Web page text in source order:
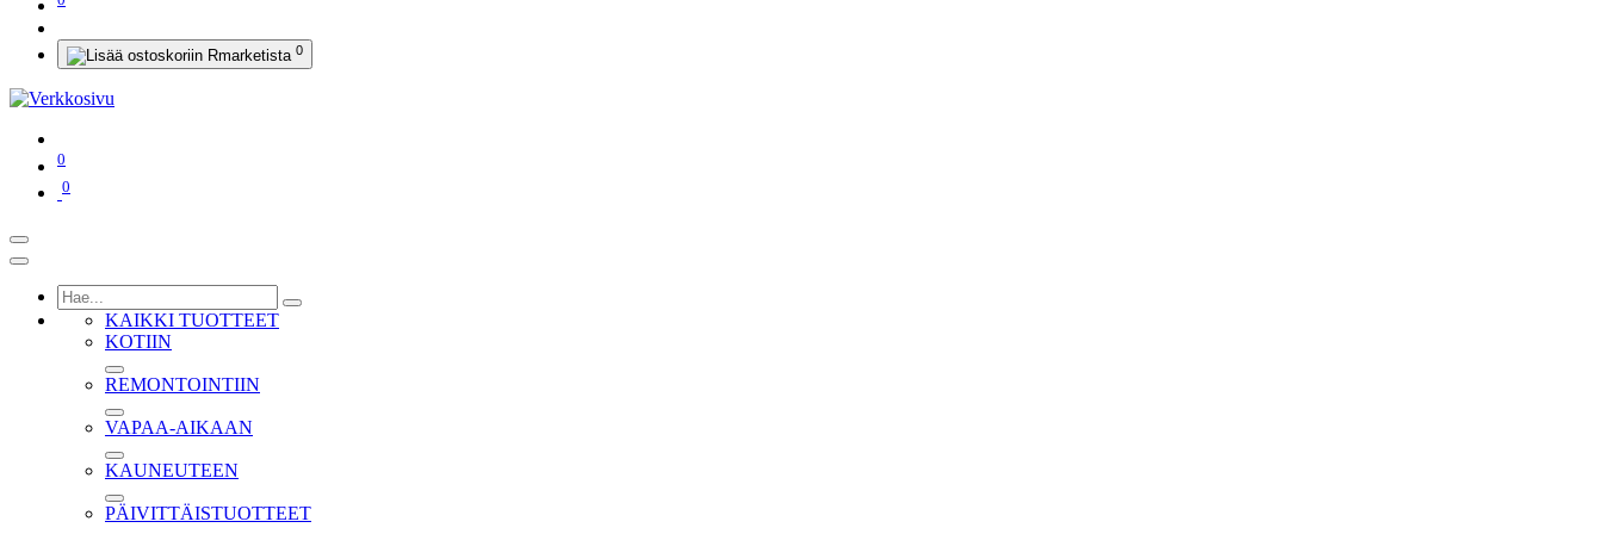
0
0
0
KAIKKI TUOTTEET
KOTIIN
REMONTOINTIIN
VAPAA-AIKAAN
KAUNEUTEEN
PÄIVITTÄISTUOTTEET